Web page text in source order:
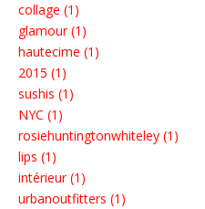
collage (1)
glamour (1)
hautecime (1)
2015 (1)
sushis (1)
NYC (1)
rosiehuntingtonwhiteley (1)
lips (1)
intérieur (1)
urbanoutfitters (1)